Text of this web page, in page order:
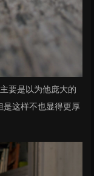
要是以为他庞大的
是这样不也显得更厚